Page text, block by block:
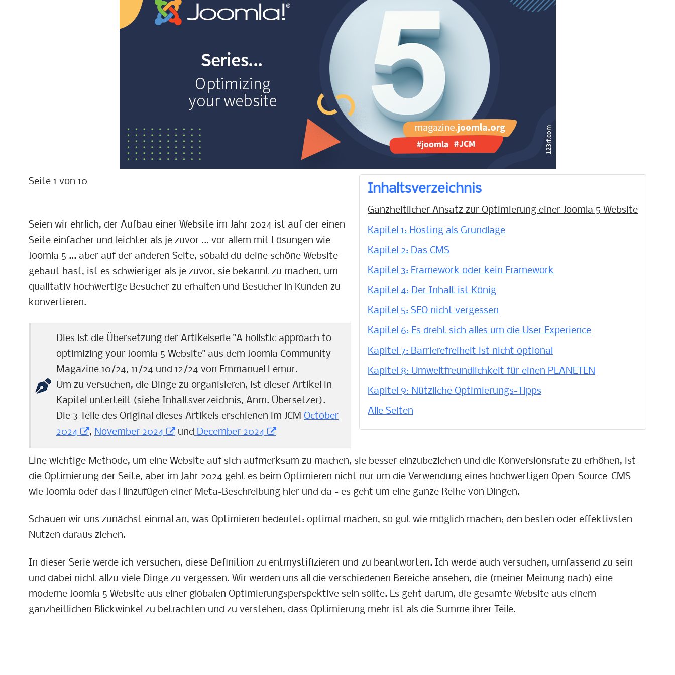
Inhaltsverzeichnis
Ganzheitlicher Ansatz zur Optimierung einer Joomla 5 Website
Kapitel 1: Hosting als Grundlage
Kapitel 2: Das CMS
Kapitel 3: Framework oder kein Framework
Kapitel 4: Der Inhalt ist König
Kapitel 5: SEO nicht vergessen
Kapitel 6: Es dreht sich alles um die User Experience
Kapitel 7: Barrierefreiheit ist nicht optional
Kapitel 8: Umweltfreundlichkeit für einen PLANETEN
Kapitel 9: Nützliche Optimierungs-Tipps
Alle Seiten
Seite 1 von 10
Seien wir ehrlich, der Aufbau einer Website im Jahr 2024 ist auf der einen
Seite einfacher und leichter als je zuvor ... vor allem mit Lösungen wie
Joomla 5 ... aber auf der anderen Seite, sobald du deine schöne Website
gebaut hast, ist es schwieriger als je zuvor, sie bekannt zu machen, um
qualitativ hochwertige Besucher zu erhalten und Besucher in Kunden zu
konvertieren.
Dies ist die Übersetzung der Artikelserie "A holistic approach to
optimizing your Joomla 5 Website" aus dem Joomla Community
Magazine 10/24, 11/24 und 12/24 von Emmanuel Lemur.
Um zu versuchen, die Dinge zu organisieren, ist dieser Artikel in
Kapitel unterteilt (siehe Inhaltsverzeichnis, Anm. Übersetzer).
Die 3 Teile des Original dieses Artikels erschienen im JCM October
2024
, November 2024 und December 2024
Eine wichtige Methode, um eine Website auf sich aufmerksam zu machen, sie besser einzubeziehen und die Konversionsrate zu erhöhen, ist
die Optimierung der Seite, aber im Jahr 2024 geht es beim Optimieren nicht nur um die Verwendung eines hochwertigen Open-Source-CMS
wie Joomla oder das Hinzufügen einer Meta-Beschreibung hier und da - es geht um eine ganze Reihe von Dingen.
Schauen wir uns zunächst einmal an, was Optimieren bedeutet: optimal machen, so gut wie möglich machen; den besten oder effektivsten
Nutzen daraus ziehen.
In dieser Serie werde ich versuchen, diese Definition zu entmystifizieren und zu beantworten. Ich werde auch versuchen, umfassend zu sein
und dabei nicht allzu viele Dinge zu vergessen. Wir werden uns all die verschiedenen Bereiche ansehen, die (meiner Meinung nach) eine
moderne Joomla 5 Website aus einer globalen Optimierungsperspektive sein sollte. Es geht darum, die gesamte Website aus einem
ganzheitlichen Blickwinkel zu betrachten und zu verstehen, dass Optimierung mehr ist als die Summe ihrer Teile.